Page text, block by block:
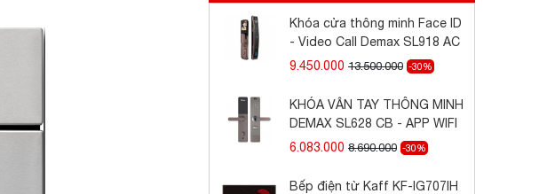
Khóa cửa thông minh Face ID
- Video Call Demax SL918 AC
9.450.000 13.500.000 -30%
KHÓA VÂN TAY THÔNG MINH
DEMAX SL628 CB - APP WIFI
6.083.000 8.690.000 -30%
Bếp điện từ Kaff KF-IG707IH